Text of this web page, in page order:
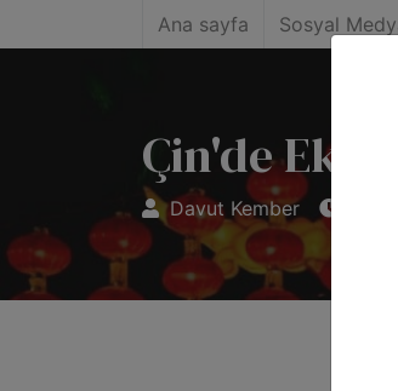
Ana sayfa Sosyal
Çin'de
Davut Kember